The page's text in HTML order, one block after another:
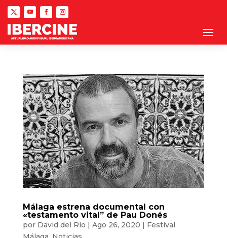
Málaga estrena documental con
«testamento vital” de Pau Donés
por David del Río | Ago 26, 2020 | Festival